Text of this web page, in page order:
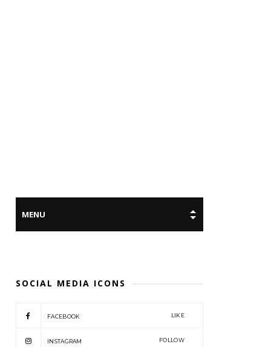
SOCIAL MEDIA ICONS
FACEBOOK LIKE
INSTAGRAM FOLLOW